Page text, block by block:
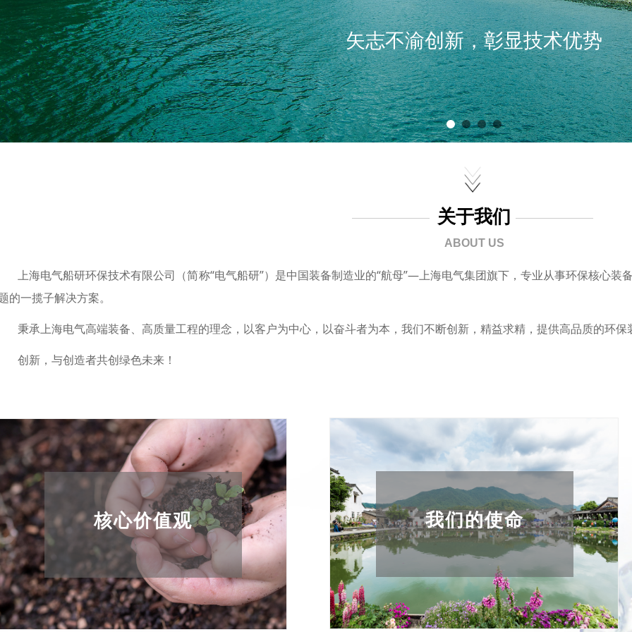
海电气船研环保技术有限公司（简称“电气船研”）是中国装备制造业的“航母”—上海电气集团旗下，专业从事环保核心装
的一揽子解决方案。
承上海电气高端装备、高质量工程的理念，以客户为中心，以奋斗者为本，我们不断创新，精益求精，提供高品质的环保
新，与创造者共创绿色未来！
核心价值观
创新，与创造者
共创绿色未来
我们的使命
让家家户户推窗见山青，
开门遇水绿
矢志不渝创新，彰显技术优势
关于我们
ABOUT US